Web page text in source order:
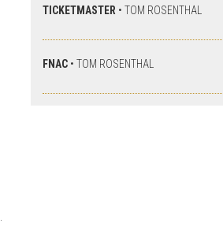
TICKETMASTER • TOM ROSENTHAL
FNAC • TOM ROSENTHAL